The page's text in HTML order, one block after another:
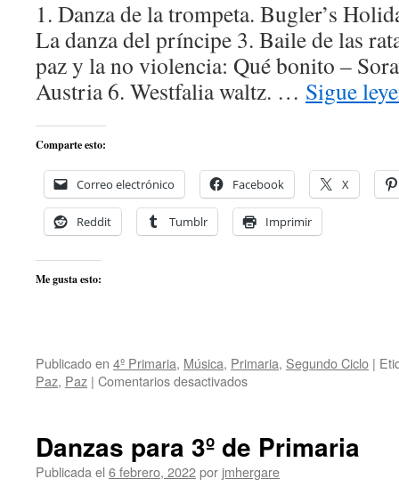
1. Danza de la trompeta. Bugler’s
La danza del príncipe 3. Baile de las
paz y la no violencia: Qué bonito –
Austria 6. Westfalia waltz. … Sigue
Comparte esto:
Correo electrónico Facebook X
Reddit Tumblr Imprimir
Me gusta esto:
Publicado en 4º Primaria, Música, Primaria, Segundo Ciclo |
Paz, Paz | Comentarios desactivadosen
de
Primaria
Danzas para 3º de Primaria
Publicada el 6 febrero, 2022por jmhergare